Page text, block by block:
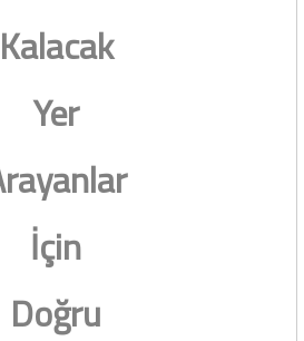
Kalacak
Yer
İçin
Doğru